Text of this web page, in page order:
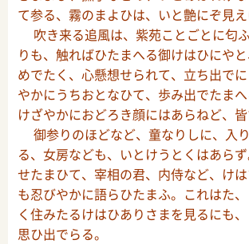
て参る、霧のまよひは、いと艶にぞ見え
吹き来る追風は、紫苑ことごとに匂
りも、触ればひたまへる御けはひにや
めでたく、心懸想せられて、立ち出で
やかにうちおとなひて、歩み出でたまへ
けざやかにおどろき顔にはあらねど、皆
御参りのほどなど、童なりしに、入
る、女房なども、いとけうとくはあら
せたまひて、宰相の君、内侍など、け
も忍びやかに語らひたまふ。これはた
く住みたるけはひありさまを見るにも
思ひ出でらる。